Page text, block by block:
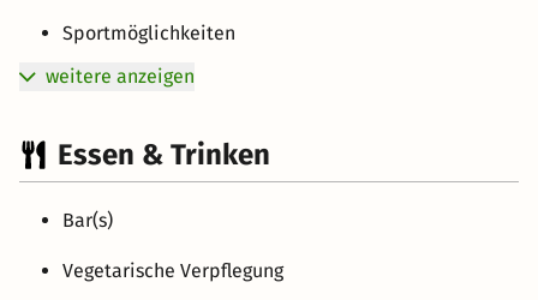
Sportmöglichkeiten
weitere anzeigen
Essen & Trinken
Bar(s)
Vegetarische Verpflegung